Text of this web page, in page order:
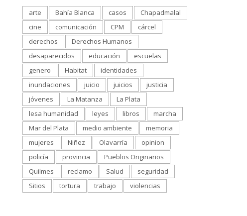
arte Bahía Blanca casos
Chapadmalal
cine
comunicación CPM
cárcel
derechos
Derechos Humanos
desaparecidos
educación
escuelas
genero
Habitat
identidades
inundaciones
juicio juicios
justicia
jóvenes
La Matanza
La Plata
lesa humanidad
leyes libros
marcha
Mar del Plata
medio ambiente
memoria
mujeres
Niñez Olavarría
opinion
policía
provincia
Pueblos Originarios
Quilmes
reclamo Salud
seguridad
Sitios
tortura trabajo violencias